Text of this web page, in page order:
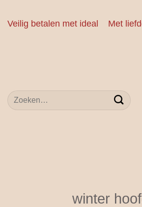
naar
Veilig betalen met ideal Met
Zoeken
naar:
winter